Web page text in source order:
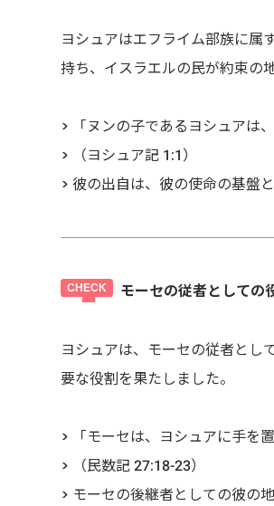
ヨシュアはエフライム部族に属
持ち、イスラエルの民が約束の
> 「ヌンの子であるヨシュアは
> （ヨシュア記 1:1）
> 彼の出自は、彼の使命の基盤と
モーセの従者としての
ヨシュアは、モーセの従者とし
要な役割を果たしました。
> 「モーセは、ヨシュアに手を
> （民数記 27:18-23）
> モーセの後継者としての彼の